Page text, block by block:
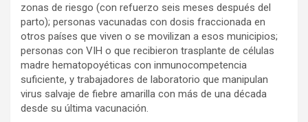
zonas de riesgo (con refuerzo seis meses después del
parto); personas vacunadas con dosis fraccionada en
otros países que viven o se movilizan a esos municipios;
personas con VIH o que recibieron trasplante de células
madre hematopoyéticas con inmunocompetencia
suficiente, y trabajadores de laboratorio que manipulan
virus salvaje de fiebre amarilla con más de una década
desde su última vacunación.